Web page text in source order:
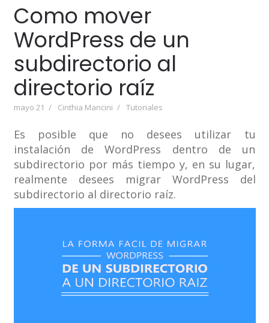
Como mover
WordPress de un
subdirectorio al
directorio raíz
mayo 21 Cinthia Mancini Tutoriales
Es posible que no desees utilizar tu
instalación de WordPress dentro de un
subdirectorio por más tiempo y, en su lugar,
realmente desees migrar WordPress del
subdirectorio al directorio raíz.